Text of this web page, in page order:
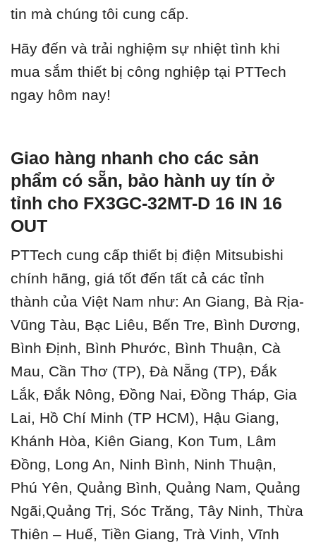
tin mà chúng tôi cung cấp.
Hãy đến và trải nghiệm sự nhiệt tình khi
mua sắm thiết bị công nghiệp tại PTTech
ngay hôm nay!
Giao hàng nhanh cho các sản
phẩm có sẵn, bảo hành uy tín ở
tỉnh cho FX3GC-32MT-D 16 IN 16
OUT
PTTech cung cấp thiết bị điện Mitsubishi
chính hãng, giá tốt đến tất cả các tỉnh
thành của Việt Nam như: An Giang, Bà Rịa-
Vũng Tàu, Bạc Liêu, Bến Tre, Bình Dương,
Bình Định, Bình Phước, Bình Thuận, Cà
Mau, Cần Thơ (TP), Đà Nẵng (TP), Đắk
Lắk, Đắk Nông, Đồng Nai, Đồng Tháp, Gia
Lai, Hồ Chí Minh (TP HCM), Hậu Giang,
Khánh Hòa, Kiên Giang, Kon Tum, Lâm
Đồng, Long An, Ninh Bình, Ninh Thuận,
Phú Yên, Quảng Bình, Quảng Nam, Quảng
Ngãi,Quảng Trị, Sóc Trăng, Tây Ninh, Thừa
Thiên – Huế, Tiền Giang, Trà Vinh, Vĩnh